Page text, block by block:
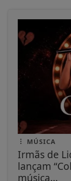
MÚSICA
Irmãs de
lançam
música...